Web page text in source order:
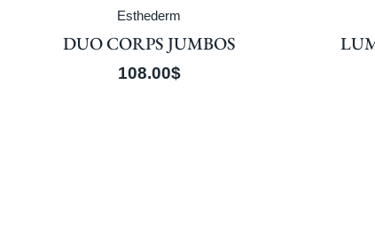
Esthederm
DUO CORPS JUMBOS
108.00$